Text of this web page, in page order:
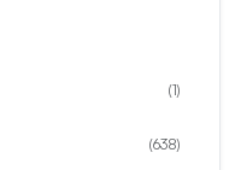
(1)
(638)